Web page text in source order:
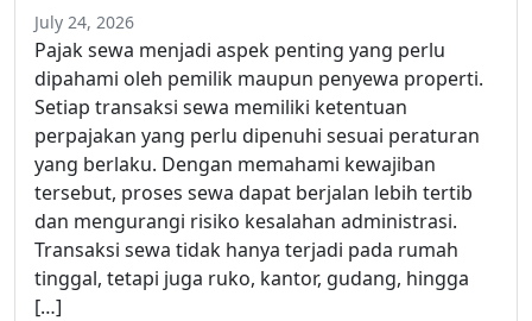
July 24, 2026
Pajak sewa menjadi aspek penting yang perlu
dipahami oleh pemilik maupun penyewa properti.
Setiap transaksi sewa memiliki ketentuan
perpajakan yang perlu dipenuhi sesuai peraturan
yang berlaku. Dengan memahami kewajiban
tersebut, proses sewa dapat berjalan lebih tertib
dan mengurangi risiko kesalahan administrasi.
Transaksi sewa tidak hanya terjadi pada rumah
tinggal, tetapi juga ruko, kantor, gudang, hingga
[…]